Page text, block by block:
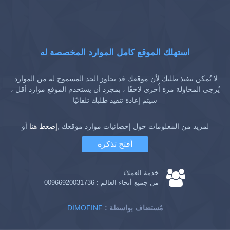
استهلك الموقع كامل الموارد المخصصة له
لا يُمكن تنفيذ طلبك لأن موقعك قد تجاوز الحد المسموح له من الموارد.
يُرجى المحاولة مرة أُخرى لاحقًا ، بمجرد أن يستخدم الموقع موارد أقل ،
سيتم إعادة تنفيذ طلبك تلقائيًا
لمزيد من المعلومات حول إحصائيات موارد موقعك ,إضغط هنا أو
أفتح تذكرة
خدمة العملاء
من جميع أنحاء العالم : 00966920031736
DIMOFINF : مُستضاف بواسطة